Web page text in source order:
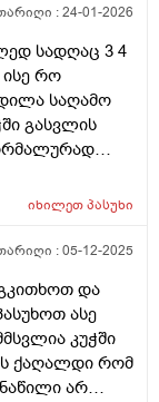
:24-01-2026
სადღაც 3 4
ისე რო
საღამო
გასვლის
შემდეგ დავლიე
ის არის რომ
..
მიეცა და
დიდხანს
ვიღებ
ასევე შავი
იხილეთპასუხი
:05-12-2025
და
ასე
კუჭში
ქაღალდი რომ
არ